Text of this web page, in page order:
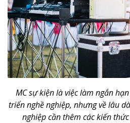
MC sự kiện là việc làm ngắn
triển nghề nghiệp, nhưng về lâu
nghiệp cần thêm các kiến